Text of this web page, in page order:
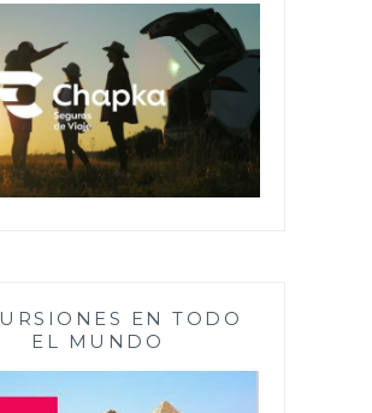
EN TODO
EL MUNDO